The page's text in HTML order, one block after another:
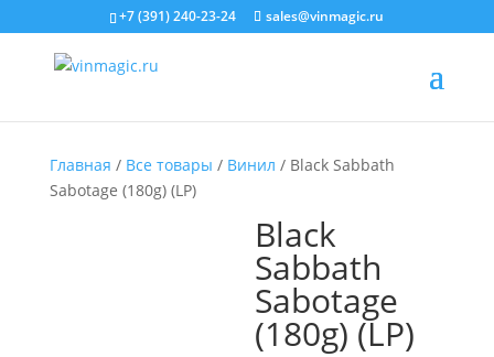
+7 (391) 240-23-24 sales@vinmagic.ru
Главная / Все товары / Винил / Black Sabbath
Sabotage (180g) (LP)
Black
Sabbath
Sabotage
(180g) (LP)